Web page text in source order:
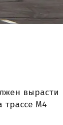
вырасти
трассе М4